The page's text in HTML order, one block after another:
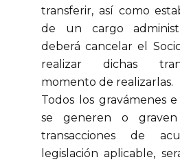
transferir, así como
de un cargo
deberá cancelar el
realizar dichas
momento de realizarlas.
Todos los gravámenes
se generen o
transacciones de
legislación aplicable,